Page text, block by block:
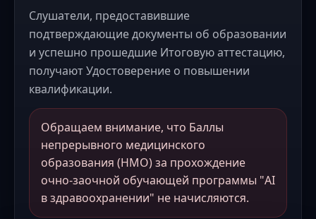
Слушатели, предоставившие
подтверждающие документы об образовании
и успешно прошедшие Итоговую аттестацию,
получают Удостоверение о повышении
квалификации.
Обращаем внимание, что Баллы
непрерывного медицинского
образования (НМО) за прохождение
очно-заочной обучающей программы "AI
в здравоохранении" не начисляются.